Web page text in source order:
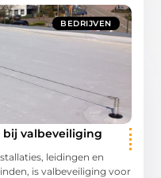
BEDRIJVEN
valbeveiliging
leidingen en
is valbeveiliging voor